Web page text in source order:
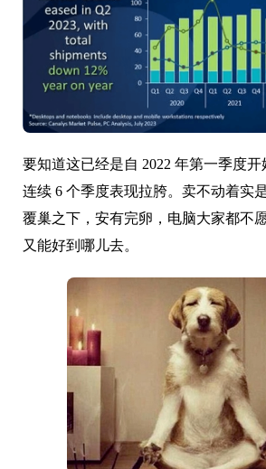
要知道这已经是自 2022 年第一季度开
连续 6 个季度表现拉胯。卖不动着实
覆巢之下，安有完卵，电脑大家都不
又能好到哪儿去。